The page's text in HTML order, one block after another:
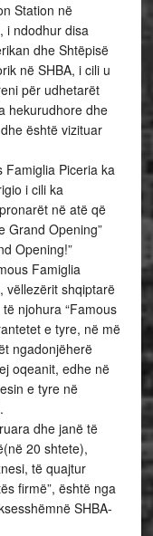
Station në
i ndodhur disa
dhe Shtëpisë
në SHBA, i cili u
për udhetarët
hekurudhore dhe
është vizituar
Famiglia Piceria ka
i cili ka
në atë që
Grand Opening”
Opening!”
Famiglia
vëllezërit shqiptarë
njohura “Famous
e tyre, në më
ngadonjëherë
oqeanit, edhe në
e tyre në
dhe janë të
20 shtete),
të quajtur
firmë”, është nga
SHBA-